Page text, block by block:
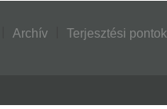
Archív Terjesztési pontok